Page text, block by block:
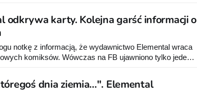
przez Elemental nowością. I cóż mogę
odkrywa karty. Kolejna garść informacji o
notkę z informacją, że wydawnictwo Elemental wraca
komiksów. Wówczas na FB ujawniono tylko jeden
dnia ziemia...". Elemental